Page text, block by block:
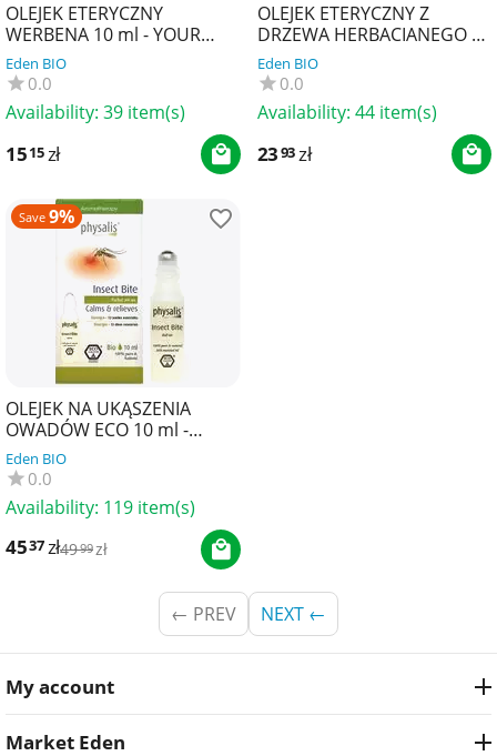
OLEJEK ETERYCZNY
WERBENA 10 ml - YOUR
CANDLE
Eden BIO
0.0
Availability: 39 item(s)
1515zł
OLEJEK ETERYCZNY Z
DRZEWA HERBACIANEGO 10
ml - DARY NATURY
Eden BIO
0.0
Availability: 44 item(s)
2393zł
Save 9%
OLEJEK NA UKĄSZENIA
OWADÓW ECO 10 ml -
PHYSALIS (PRODUKT
SEZONOWY)
Eden BIO
0.0
Availability: 119 item(s)
4537zł4999zł
PREV NEXT
My account
Market Eden